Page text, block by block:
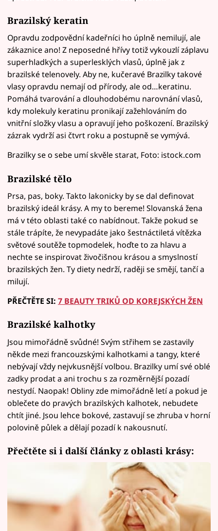
Brazilský keratin
Opravdu zodpovědní kadeřníci ho úplně nemilují, ale
zákaznice ano! Z neposedné hřívy totiž vykouzlí záplavu
superhladkých a superlesklých vlasů, úplně jak z
brazilské telenovely. Aby ne, kučeravé Brazilky takové
vlasy opravdu nemají od přírody, ale od…keratinu.
Pomáhá tvarování a dlouhodobému narovnání vlasů,
kdy molekuly keratinu pronikají zažehlováním do
vnitřní složky vlasu a opravují jeho poškození. Brazilský
zázrak vydrží asi čtvrt roku a postupně se vymývá.
Brazilky se o sebe umí skvěle starat, Foto: istock.com
Brazilské tělo
Prsa, pas, boky. Takto lakonicky by se dal definovat
brazilský ideál krásy. A my to bereme! Slovanská žena
má v této oblasti také co nabídnout. Takže pokud se
stále trápíte, že nevypadáte jako šestnáctiletá vítězka
světové soutěže topmodelek, hoďte to za hlavu a
nechte se inspirovat živočišnou krásou a smyslností
brazilských žen. Ty diety nedrží, raději se smějí, tančí a
milují.
PŘEČTĚTE SI: 7 BEAUTY TRIKŮ OD KOREJSKÝCH ŽEN
Brazilské kalhotky
Jsou mimořádně svůdné! Svým střihem se zastavily
někde mezi francouzskými kalhotkami a tangy, které
nebývají vždy nejvkusnější volbou. Brazilky umí své oblé
zadky prodat a ani trochu s za rozměrnější pozadí
nestydí. Naopak! Obliny zde mimořádně letí a pokud je
oblečete do pravých brazilských kalhotek, nebudete
chtít jiné. Jsou lehce bokové, zastavují se zhruba v horní
polovině půlek a dělají pozadí k nakousnutí.
Přečtěte si i další články z oblasti krásy: